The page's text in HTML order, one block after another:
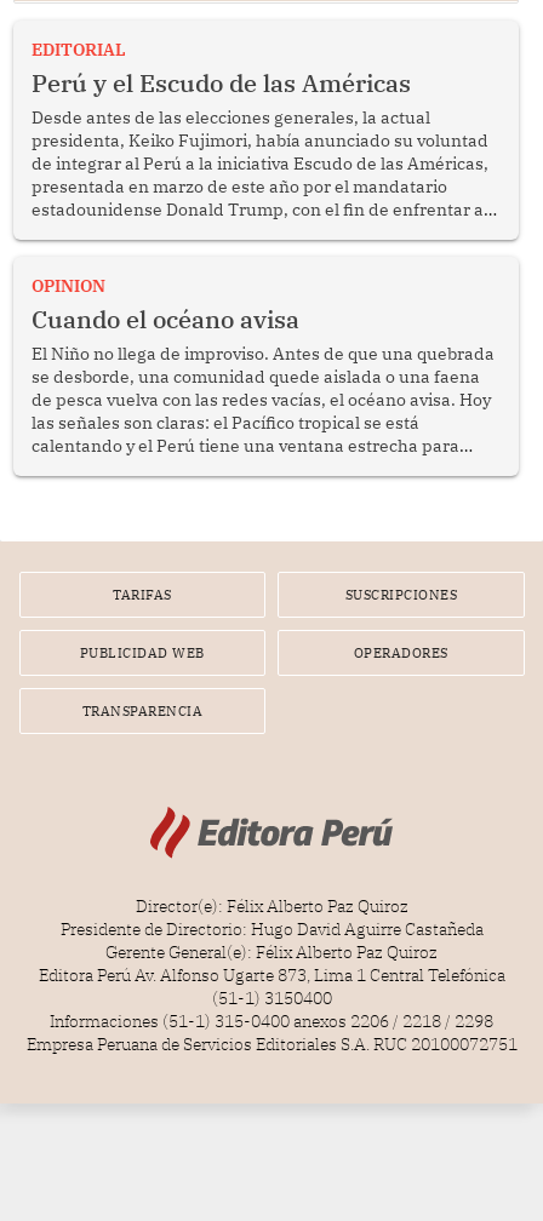
EDITORIAL
Perú y el Escudo de las Américas
Desde antes de las elecciones generales, la actual
presidenta, Keiko Fujimori, había anunciado su voluntad
de integrar al Perú a la iniciativa Escudo de las Américas,
presentada en marzo de este año por el mandatario
estadounidense Donald Trump, con el fin de enfrentar al
OPINION
Cuando el océano avisa
El Niño no llega de improviso. Antes de que una quebrada
se desborde, una comunidad quede aislada o una faena
de pesca vuelva con las redes vacías, el océano avisa. Hoy
las señales son claras: el Pacífico tropical se está
calentando y el Perú tiene una ventana estrecha para
TARIFAS SUSCRIPCIONES
PUBLICIDAD WEB OPERADORES
TRANSPARENCIA
Director(e): Félix Alberto Paz Quiroz
Presidente de Directorio: Hugo David Aguirre Castañeda
Gerente General(e): Félix Alberto Paz Quiroz
Editora Perú Av. Alfonso Ugarte 873, Lima 1 Central Telefónica
(51-1) 3150400
Informaciones (51-1) 315-0400 anexos 2206 / 2218 / 2298
Empresa Peruana de Servicios Editoriales S.A. RUC 20100072751